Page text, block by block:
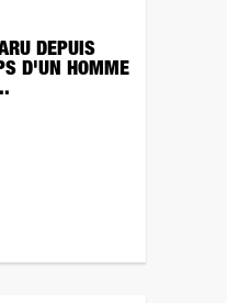
DEPUIS
D'UN HOMME